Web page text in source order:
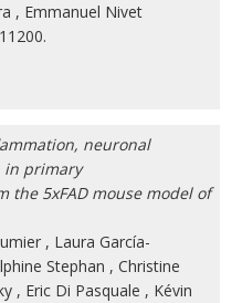
, Emmanuel Nivet
neuronal
in primary
the 5xFAD mouse model of
, Laura García-
Stephan , Christine
, Eric Di Pasquale , Kévin